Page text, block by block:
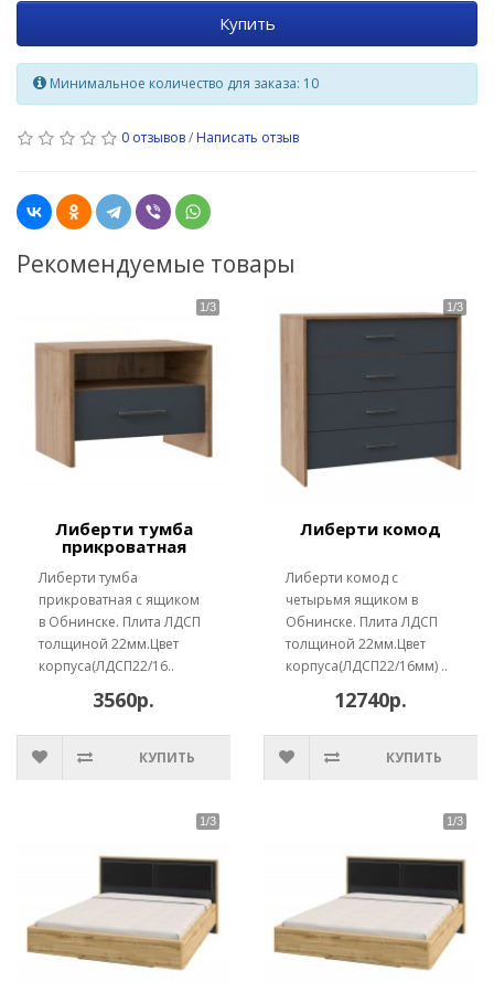
Купить
Минимальное количество для заказа: 10
0 отзывов/ Написать отзыв
Рекомендуемые товары
Либерти тумба
прикроватная
Либерти тумба
прикроватная с ящиком
в Обнинске. Плита ЛДСП
толщиной 22мм.Цвет
корпуса(ЛДСП22/16..
3560р.
КУПИТЬ
Либерти комод
Либерти комод с
четырьмя ящиком в
Обнинске. Плита ЛДСП
толщиной 22мм.Цвет
корпуса(ЛДСП22/16мм) ..
12740р.
КУПИТЬ